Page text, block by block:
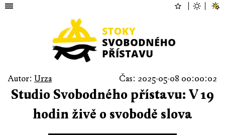
Autor: Urza Čas: 2025-05-08 00:00:02
Studio Svobodného přístavu: V 19
hodin živě o svobodě slova